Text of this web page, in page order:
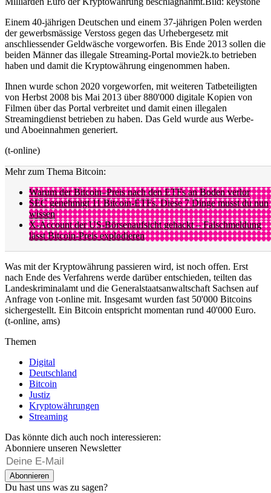
Einem 40-jährigen Deutschen und einem 37-jährigen Polen werden
der gewerbsmässige Verstoss gegen das Urhebergesetz mit
anschliessender Geldwäsche vorgeworfen. Bis Ende 2013 sollen die
beiden Männer das illegale Streaming-Portal movie2k.to betrieben
haben und damit die Kryptowährung eingenommen haben.
Ihnen wurde schon 2020 vorgeworfen, mit weiteren Tatbeteiligten
von Herbst 2008 bis Mai 2013 über 880'000 digitale Kopien von
Filmen über das Portal verbreitet und damit einen illegalen
Streamingdienst betrieben zu haben. Das Geld wurde aus Werbe-
und Aboeinnahmen generiert.
(t-online)
Mehr zum Thema Bitcoin:
Warum der Bitcoin–Preis nach den ETFs an Boden verlor
SEC genehmigt 11 Bitcoin-ETFs. Diese 7 Dinge musst du nun
wissen
X-Account der US-Börsenaufsicht gehackt – Falschmeldung
lässt Bitcoin-Preis explodieren
Was mit der Kryptowährung passieren wird, ist noch offen. Erst
nach Ende des Verfahrens werde darüber entschieden, teilten das
Landeskriminalamt und die Generalstaatsanwaltschaft Sachsen auf
Anfrage von t-online mit. Insgesamt wurden fast 50'000 Bitcoins
sichergestellt. Ein Bitcoin entspricht momentan rund 40'000 Euro.
(t-online, ams)
Themen
Digital
Deutschland
Bitcoin
Justiz
Kryptowährungen
Streaming
Das könnte dich auch noch interessieren:
Abonniere unseren Newsletter
Abonnieren
Du hast uns was zu sagen?